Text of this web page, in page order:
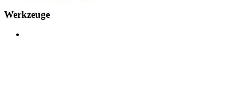
Werkzeuge